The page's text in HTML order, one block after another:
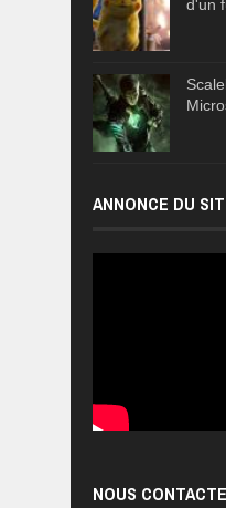
d'un
ANNONCE DU
NOUS